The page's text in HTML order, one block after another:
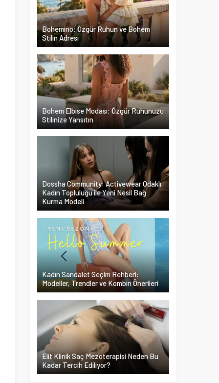
Bohemino: Özgür Ruhun ve Bohem
Stilin Adresi
Bohem Elbise Modası: Özgür Ruhunuzu
Stilinize Yansıtın
Dossha Community: Activewear Odaklı
Kadın Topluluğu ile Yeni Nesil Bağ
Kurma Modeli
Kadın Sandalet Seçim Rehberi:
Modeller, Trendler ve Kombin Önerileri
Elit Klinik Saç Mezoterapisi Neden Bu
Kadar Tercih Ediliyor?